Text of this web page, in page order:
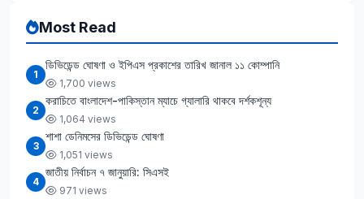
Most Read
1
ডিভিডেন্ড ঘোষণা ও ইপিএস প্রকাশের তারিখ জানাল ১১ কোম্পানি
1,700 views
2
করাচিতে বাংলাদেশ-পাকিস্তান ম্যাচে গ্যালারি থাকবে দর্শকশূন্য
1,064 views
3
শাশা ডেনিমসের ডিভিডেন্ড ঘোষণা
1,051 views
4
জাতীয় নির্বাচন ৭ জানুয়ারি: সিএসই
971 views